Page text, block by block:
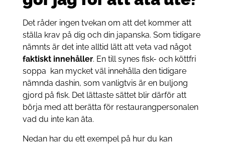
Det råder ingen tvekan om att det kommer att
ställa krav på dig och din japanska. Som tidigare
nämnts är det inte alltid lätt att veta vad något
faktiskt innehåller. En till synes fisk- och köttfri
soppa kan mycket väl innehålla den tidigare
nämnda dashin, som vanligtvis är en buljong
gjord på fisk. Det lättaste sättet blir därför att
börja med att berätta för restaurangpersonalen
vad du inte kan äta.
Nedan har du ett exempel på hur du kan